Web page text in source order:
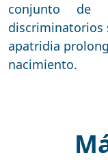
conjunto de
discriminatorios
apatridia
nacimiento.